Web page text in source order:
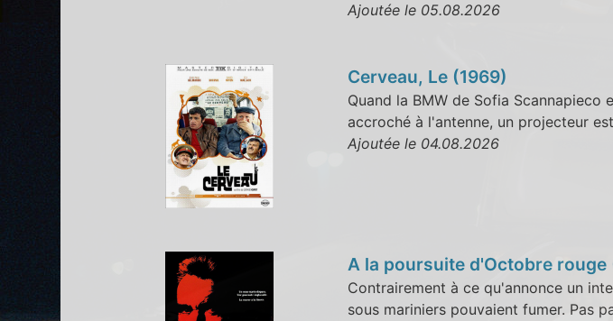
Ajoutée le 05.08.2026
Cerveau, Le (1969)
Quand la BMW de Sofia
accroché à l'antenne, un projecteur
Ajoutée le 04.08.2026
A la poursuite d'Octobre rouge
Contrairement à ce qu'annonce un
sous mariniers pouvaient fumer. Pas